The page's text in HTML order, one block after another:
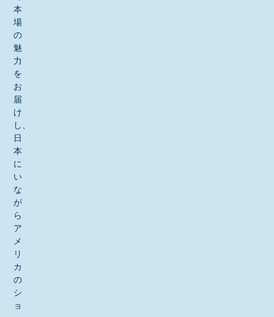
本
場
の
魅
力
を
お
届
け
し、
日
本
に
い
な
が
ら
ア
メ
リ
カ
の
シ
ョ